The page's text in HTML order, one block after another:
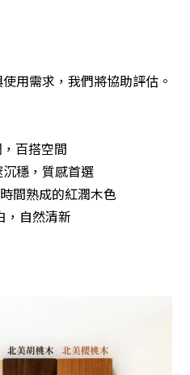
用需求，我們將協助評估。
，百搭空間
沉穩，質感首選
時間熟成的紅潤木色
，自然清新